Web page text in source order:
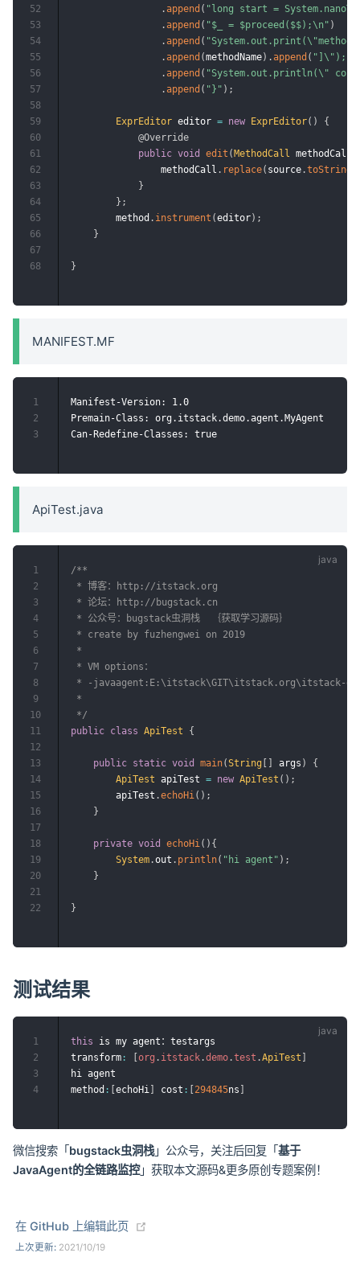
.append ( "long start =
.append ( "$_ = $proceed($$);\n" )
.append (
.append (methodName) .append ( "]\");"
.append ( "System.out.println(\"
.append ( "}" ) ;
ExprEditor editor = new ExprEditor( )
{
@Override
public void edit ( MethodCall methodCall
                methodCall
. replace( source .toString
}
} ;
        method
. instrument (editor) ;
}
}
52
53
54
55
56
57
58
59
60
61
62
63
64
65
66
67
68
MANIFEST.MF
Manifest-Version: 1.0
Premain-Class: org.itstack.demo.agent.MyAgent
1
2
3
ApiTest.java
/**
* 博客：http://itstack.org
* 论坛：http://bugstack.cn
* 公众号：bugstack虫洞栈  ｛获取学习源码｝
* create by fuzhengwei on 2019
*
* VM options：
* -javaagent:E:\itstack\GIT\itstack.org\itstack-
*
*/
public class ApiTest {
public static void main(String args )
{
ApiTest apiTest = new ApiTest ( ) ;
        apiTest
.echoHi( ) ;
}
private void echoHi( ) {
System .out . println( "hi agent" ) ;
}
}
1
2
3
4
5
6
7
8
9
10
11
12
13
14
15
16
17
18
19
20
21
22
测试结果
this is my agent：testargs
transform : org . itstack .demo .test .ApiTest
hi agent
method : echoHi cost : 294845ns
1
2
3
4
微信搜索「 bugstack虫洞栈」公众号，关注后回复「基于
JavaAgent的全链路监控」获取本文源码&更多原创专题案例！
在 GitHub 上编辑此页
上次更新: 2021/10/19